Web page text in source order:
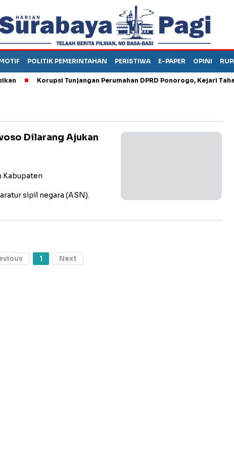
POLITIK PEMERINTAHAN PERISTIWA E-PAPER OPINI
Korupsi Tunjangan Perumahan DPRD Ponorogo, Kejari Tahan
Dilarang Ajukan
Kabupaten
sipil negara (ASN).
1 Next